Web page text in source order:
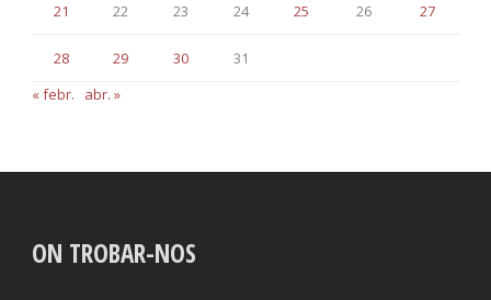
21 22 23 24 25 26 27
28 29 30
31
« febr.
abr. »
ON TROBAR-NOS